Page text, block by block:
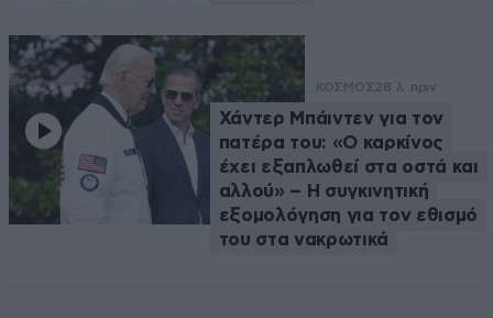
ΚΟΣΜΟΣ28 λ. πριν
Χάντερ Μπάιντεν για τον
πατέρα του: «Ο καρκίνος
έχει εξαπλωθεί στα οστά και
αλλού» – Η συγκινητική
εξομολόγηση για τον εθισμό
του στα νακρωτικά